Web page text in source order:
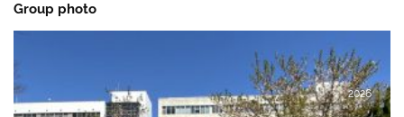
Group photo
2026